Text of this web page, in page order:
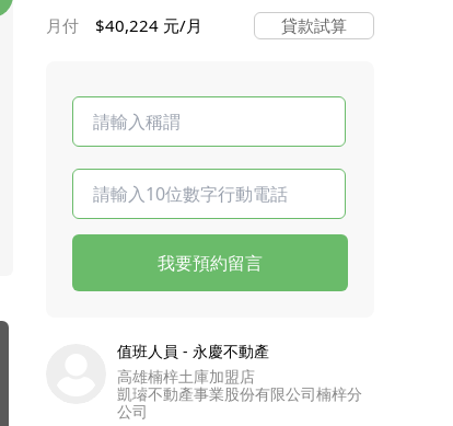
月付
$40,224 元/月 貸款試算
我要預約留言
值班人員 - 永慶不動產
高雄楠梓土庫加盟店
凱璿不動產事業股份有限公司楠梓分
公司